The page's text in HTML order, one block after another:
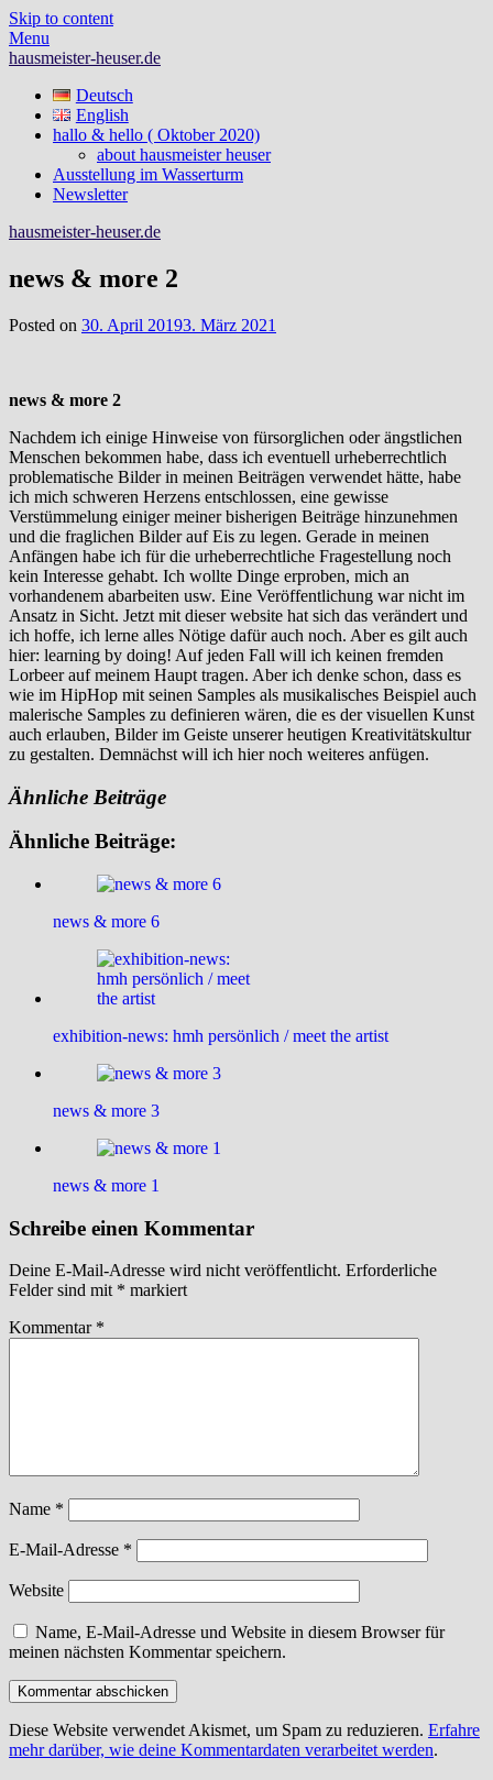
Skip to content
Menu
hausmeister-heuser.de
Deutsch
English
hallo & hello ( Oktober 2020)
about hausmeister heuser
Ausstellung im Wasserturm
Newsletter
hausmeister-heuser.de
news & more 2
Posted on 30. April 20193. März 2021
news & more 2
Nachdem ich einige Hinweise von fürsorglichen oder ängstlichen
Menschen bekommen habe, dass ich eventuell urheberrechtlich
problematische Bilder in meinen Beiträgen verwendet hätte, habe
ich mich schweren Herzens entschlossen, eine gewisse
Verstümmelung einiger meiner bisherigen Beiträge hinzunehmen
und die fraglichen Bilder auf Eis zu legen. Gerade in meinen
Anfängen habe ich für die urheberrechtliche Fragestellung noch
kein Interesse gehabt. Ich wollte Dinge erproben, mich an
vorhandenem abarbeiten usw. Eine Veröffentlichung war nicht im
Ansatz in Sicht. Jetzt mit dieser website hat sich das verändert und
ich hoffe, ich lerne alles Nötige dafür auch noch. Aber es gilt auch
hier: learning by doing! Auf jeden Fall will ich keinen fremden
Lorbeer auf meinem Haupt tragen. Aber ich denke schon, dass es
wie im HipHop mit seinen Samples als musikalisches Beispiel auch
malerische Samples zu definieren wären, die es der visuellen Kunst
auch erlauben, Bilder im Geiste unserer heutigen Kreativitätskultur
zu gestalten. Demnächst will ich hier noch weiteres anfügen.
Ähnliche Beiträge
Ähnliche Beiträge:
news & more 6
exhibition-news: hmh persönlich / meet the artist
news & more 3
news & more 1
Schreibe einen Kommentar
Deine E-Mail-Adresse wird nicht veröffentlicht. Erforderliche
Felder sind mit * markiert
Kommentar *
Name *
E-Mail-Adresse *
Website
Name, E-Mail-Adresse und Website in diesem Browser für
meinen nächsten Kommentar speichern.
Diese Website verwendet Akismet, um Spam zu reduzieren. Erfahre
mehr darüber, wie deine Kommentardaten verarbeitet werden.